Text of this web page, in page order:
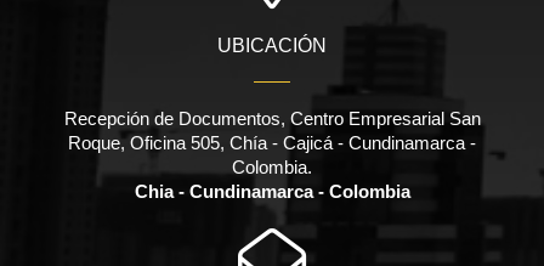
UBICACIÓN
Recepción de Documentos, Centro Empresarial San
Roque, Oficina 505, Chía - Cajicá - Cundinamarca -
Colombia.
Chia - Cundinamarca - Colombia